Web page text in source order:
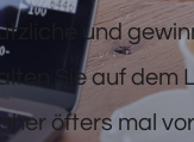
und
Sie auf dem
öfters mal